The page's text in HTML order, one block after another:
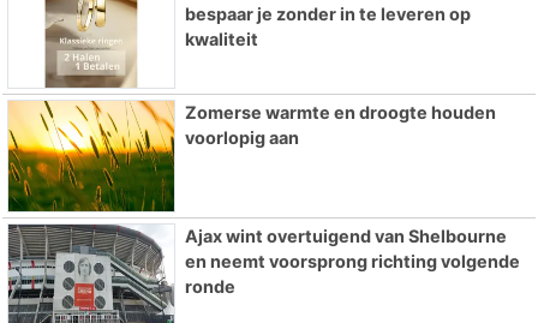
bespaar je zonder in te leveren op
kwaliteit
Zomerse warmte en droogte houden
voorlopig aan
Ajax wint overtuigend van Shelbourne
en neemt voorsprong richting volgende
ronde